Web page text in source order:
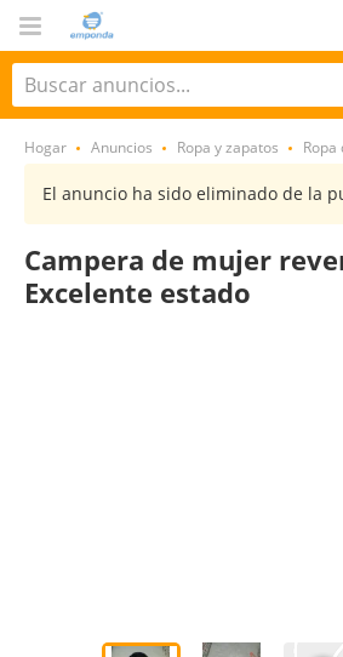
Hogar Anuncios Ropa y zapatos
El anuncio ha sido eliminado de la
Campera de mujer
Excelente estado